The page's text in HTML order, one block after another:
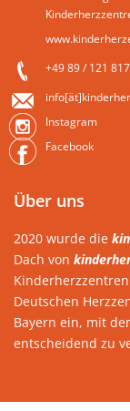
+49 89 / 121
Instagram
Facebook
Über uns
2020 wurde die
Dach von
Deutschen
Bayern ein, mit
entscheidend zu